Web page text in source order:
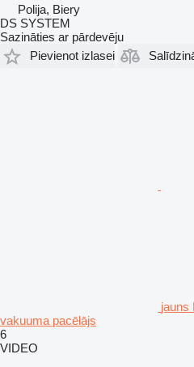
Polija, Biery
DS SYSTEM
Sazināties ar pārdevēju
Pievienot izlasei
jauns
vakuuma pacēlājs
6
VIDEO